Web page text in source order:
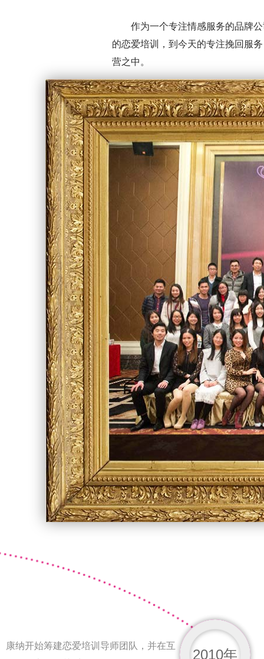
作为一个专注情感服务的品牌
的恋爱培训，到今天的专注挽回服
营之中。
2010年
康纳开始筹建恋爱培训导师团队，并在互